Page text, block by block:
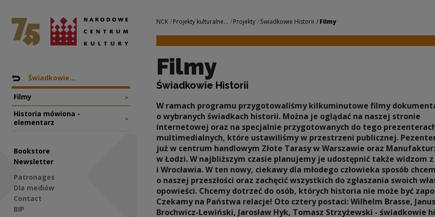
Filmy | Narodowe Centrum Kultury
National Centre for Culture Poland
Nawigacja
Back to: Projekty
Świadkowie...
Filmy >
Historia mówiona -
elementarz
>
Bookstore
Newsletter
Patronages
Dla mediów
Contact
BIP
Navigation
NCK Projekty kulturalne... Projekty Świadkowie Historii Filmy
Filmy
Świadkowie Historii
W ramach programu przygotowaliśmy kilkuminutowe filmy
o wybranych świadkach historii. Można je oglądać na naszej stronie
internetowej oraz na specjalnie przygotowanych do tego
multimedialnych, które ustawiliśmy w przestrzeni publicznej.
już w centrum handlowym Złote Tarasy w Warszawie oraz
w Łodzi. W najbliższym czasie planujemy je udostępnić także widzom z
i Wrocławia. W ten nowy, ciekawy dla młodego człowieka sposób
o naszej przeszłości oraz zachęcić wszystkich do zgłaszania swoich
opowieści. Chcemy dotrzeć do osób, których historia nie może być
Czekamy na Państwa relacje! Oto cztery postaci: Wilhelm Brasse,
Brochwicz-Lewiński, Jarosław Hyk, Tomasz Strzyżewski - świadkowie